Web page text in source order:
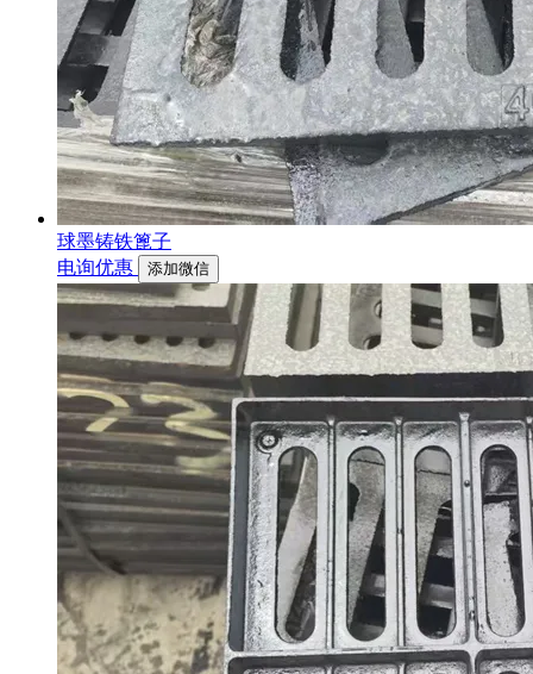
球墨铸铁篦子
电询优惠
添加微信